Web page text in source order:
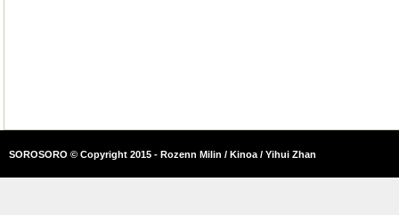
SOROSORO © Copyright 2015 - Rozenn Milin / Kinoa / Yihui Zhan